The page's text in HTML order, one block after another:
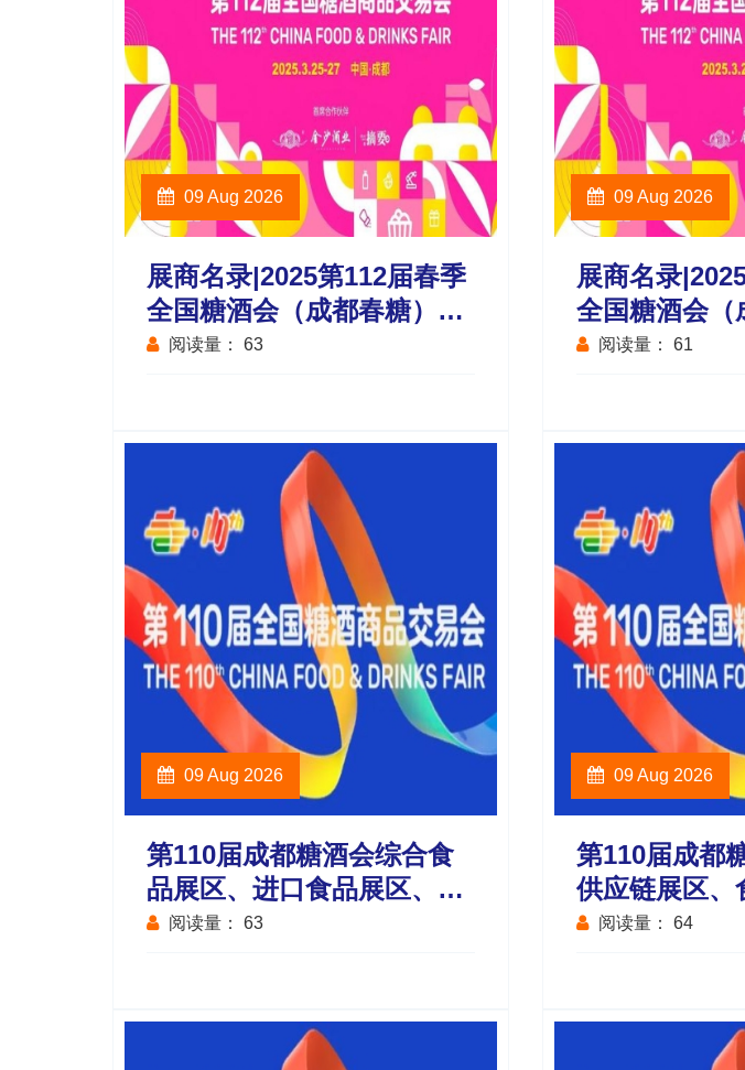
09 Aug 2026
展商名录|2025第112届春季
全国糖酒会（成都春糖）会
展中心调味品及食品配料馆
阅读量： 63
09 Aug 2026
展商名录
全国糖酒会（
展中心国际进
阅读量： 61
09 Aug 2026
第110届成都糖酒会综合食
品展区、进口食品展区、休
闲食品展区，休闲及烘培食
阅读量： 63
09 Aug 2026
第110届成都
供应链展区、
阅读量： 64